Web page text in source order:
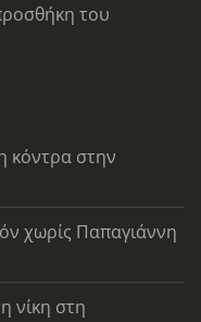
του
κόντρα στην
χωρίς Παπαγιάννη
νίκη στη